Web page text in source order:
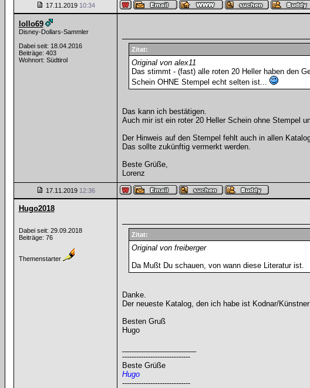
17.11.2019 10:34
lollo69
Disney-Dollars-Sammler
Dabei seit: 18.04.2016
Beiträge: 403
Wohnort: Südtirol
Zitat:
Original von alex11
Das stimmt - (fast) alle roten 20 Heller haben den
Schein OHNE Stempel echt selten ist...
Das kann ich bestätigen.
Auch mir ist ein roter 20 Heller Schein ohne Stempel
Der Hinweis auf den Stempel fehlt auch in allen
Das sollte zukünftig vermerkt werden.
Beste Grüße,
Lorenz
17.11.2019 12:36
Hugo2018
Dabei seit: 29.09.2018
Beiträge: 76
Themenstarter
Zitat:
Original von freiberger
Da Mußt Du schauen, von wann diese Literatur ist.
Danke.
Der neueste Katalog, den ich habe ist Kodnar/
Besten Gruß
Hugo
-----------------------------
Beste Grüße
Hugo
-----------------------------